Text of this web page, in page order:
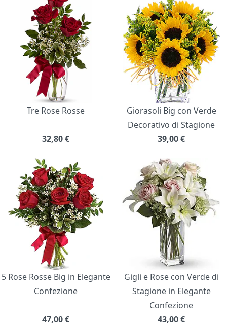
Bouquet di fiori
Tre Rose Rosse
32,80€
Giorasoli Big con Verde
Decorativo di Stagione
39,00€
5 Rose Rosse Big in Elegante
Confezione
47,00€
Gigli e Rose con Verde di
Stagione in Elegante
Confezione
43,00€